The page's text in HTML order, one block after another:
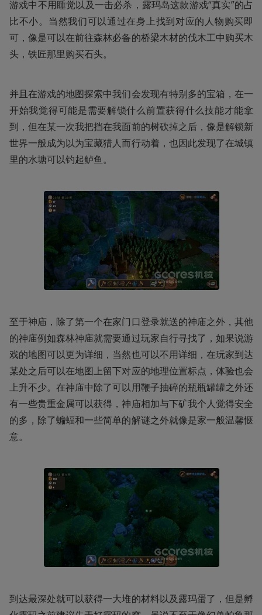
游戏中不用睡觉以及一击必杀，露玛岛这款游戏“真实”的占
比不小。当然我们可以通过在身上找到对应的人物购买即
可，像是可以在前往森林必备的桥梁木材的伐木工中购买木
头，铁匠那里购买石头。
并且在游戏的地图探索中我们会发现有特别多的宝箱，在一
开始我觉得可能是需要解锁什么前置获得什么技能才能拿
到，但在某一次我把挡在我面前的树砍掉之后，像是解锁新
世界一般成为以为宝藏猎人而行动着，也因此发现了在城镇
里的水塘可以钓起鲈鱼。
至于神庙，除了第一个在家门口登录就送的神庙之外，其他
的神庙例如森林神庙就需要通过玩家自行寻找了，如果说游
戏的地图可以更为详细，当然也可以不用详细，在玩家到达
某处之后可以在地图上留下对应的地理位置标点，体验也会
上升不少。在神庙中除了可以用鞭子抽碎的瓶瓶罐罐之外还
有一些贵重金属可以获得，神庙相加与下矿我个人觉得安全
的多，除了蝙蝠和一些简单的解谜之外就像是家一般温馨惬
意。
到达最深处就可以获得一大堆的材料以及露玛蛋了，但是孵